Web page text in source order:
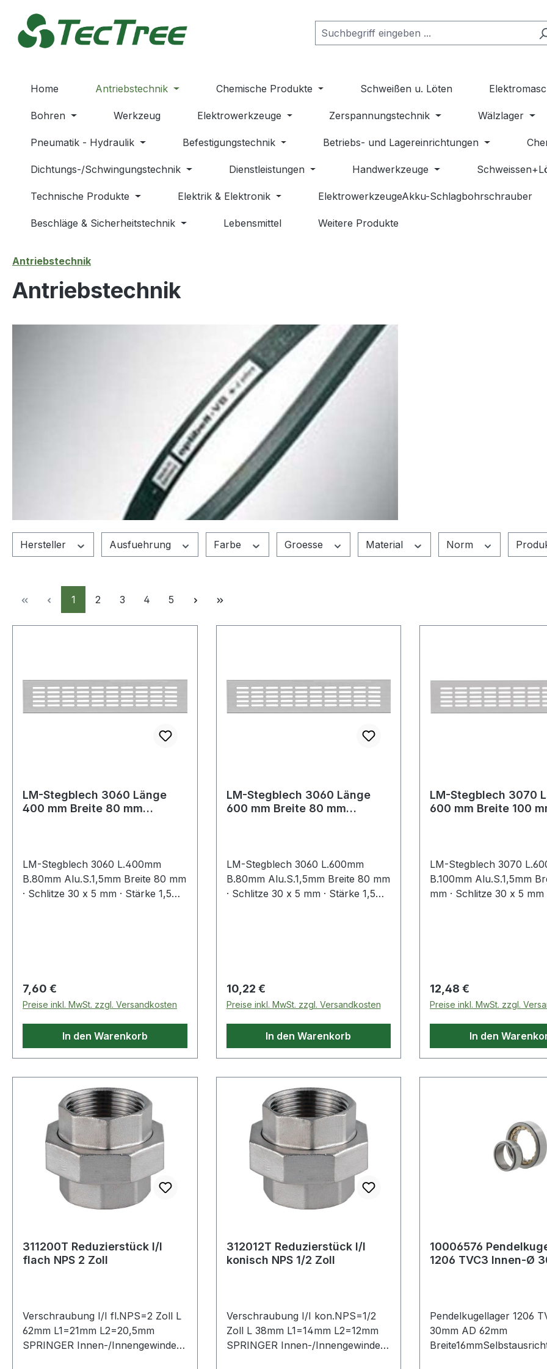
Hauptinhalt springen
Zur Suche springen
Zur Hauptnavigation springen
Home Antriebstechnik Chemische Produkte Schweißen u. Löten
Bohren Werkzeug Elektrowerkzeuge Zerspannungstechnik Wälzlager
Pneumatik - Hydraulik Befestigungstechnik Betriebs- und Lagereinrichtungen
Dichtungs-/Schwingungstechnik Dienstleistungen Handwerkzeuge
Technische Produkte Elektrik & Elektronik ElektrowerkzeugeAkku-Schlagbohrschrauber
Beschläge & Sicherheitstechnik Lebensmittel Weitere Produkte
Antriebstechnik
Antriebstechnik
Hersteller Ausfuehrung Farbe Groesse Material Norm
Seite
1 Seite
2 Seite
3 Seite
4 Seite
5
LM-Stegblech 3060 Länge
400 mm Breite 80 mm
LM-Stegblech 3060 L.400mm
B.80mm Alu.S.1,5mm Breite 80 mm
· Schlitze 30 x 5 mm · Stärke 1,5
Regulärer Preis:
7,60 €
Preise inkl. MwSt. zzgl. Versandkosten
In den Warenkorb
LM-Stegblech 3060 Länge
600 mm Breite 80 mm
LM-Stegblech 3060 L.600mm
B.80mm Alu.S.1,5mm Breite 80 mm
· Schlitze 30 x 5 mm · Stärke 1,5
Regulärer Preis:
10,22 €
Preise inkl. MwSt. zzgl. Versandkosten
In den Warenkorb
LM-Stegblech 3070
600 mm Breite 100
LM-Stegblech 3070
B.100mm Alu.S.1,5mm
mm · Schlitze 30 x 5 mm
Regulärer Preis:
12,48 €
Preise inkl. MwSt. zzgl.
In den
311200T Reduzierstück I/I
flach NPS 2 Zoll
Verschraubung I/I fl.NPS=2 Zoll L
62mm L1=21mm L2=20,5mm
SPRINGER Innen-/Innengewinde ·
312012T Reduzierstück I/I
konisch NPS 1/2 Zoll
Verschraubung I/I kon.NPS=1/2
Zoll L 38mm L1=14mm L2=12mm
SPRINGER Innen-/Innengewinde ·
10006576
1206 TVC3 Innen-Ø
Pendelkugellager 1206
30mm AD 62mm